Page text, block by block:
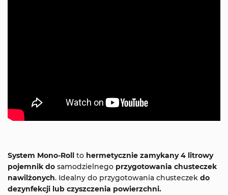
System Mono-Roll to hermetycznie zamykany 4 litrowy
pojemnik do samodzielnego przygotowania chusteczek
nawilżonych. Idealny do przygotowania chusteczek do
dezynfekcji lub czyszczenia powierzchni.